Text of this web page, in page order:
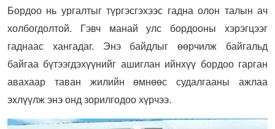
Бордоо нь ургалтыг түргэсгэхээс гадна олон талын ач
холбогдолтой. Гэвч манай улс бордооны хэрэгцээг
гаднаас хангадаг. Энэ байдлыг өөрчилж байгальд
байгаа бүтээгдэхүүнийг ашиглан ийнхүү бордоо гарган
авахаар таван жилийн өмнөөс судалгааны ажлаа
эхлүүлж энэ онд зорилгодоо хүрчээ.